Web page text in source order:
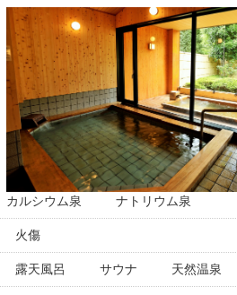
カルシウム泉 ナトリウム泉
火傷
露天風呂 サウナ 天然温泉